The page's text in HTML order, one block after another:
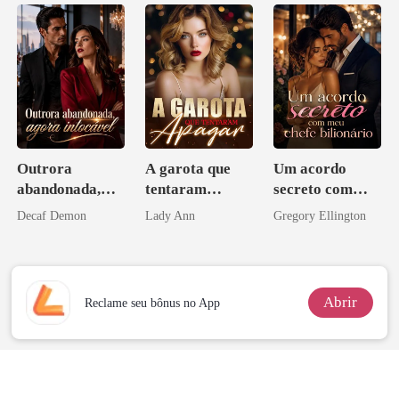
CONTRATO
DE SANGUE
Outrora
abandonada,
agora intocável
Decaf Demon
A garota que
tentaram
apagar
Lady Ann
Um acordo
secreto com
meu chefe
Gregory Ellington
Reclame seu bônus no App Abrir